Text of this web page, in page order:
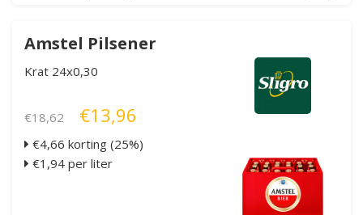
Amstel Pilsener
Krat 24x0,30
€18,62 €13,96
€4,66 korting (25%)
€1,94 per liter